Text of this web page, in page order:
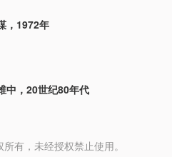
，1972年
中，20世纪80年代
有，未经授权禁止使用。